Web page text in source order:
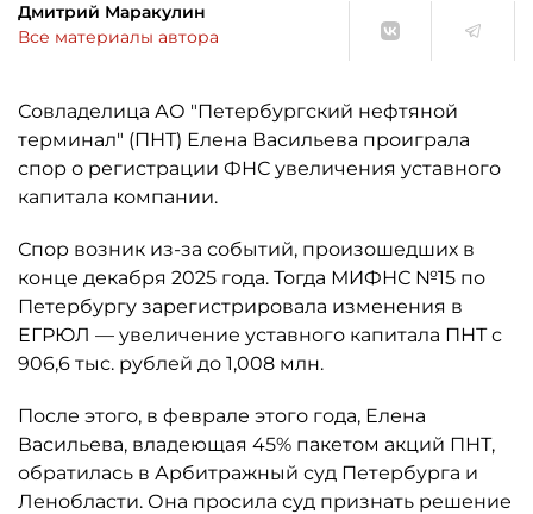
Дмитрий Маракулин
Все материалы автора
Совладелица АО "Петербургский нефтяной
терминал" (ПНТ) Елена Васильева проиграла
спор о регистрации ФНС увеличения уставного
капитала компании.
Спор возник из-за событий, произошедших в
конце декабря 2025 года. Тогда МИФНС №15 по
Петербургу зарегистрировала изменения в
ЕГРЮЛ — увеличение уставного капитала ПНТ с
906,6 тыс. рублей до 1,008 млн.
После этого, в феврале этого года, Елена
Васильева, владеющая 45% пакетом акций ПНТ,
обратилась в Арбитражный суд Петербурга и
Ленобласти. Она просила суд признать решение